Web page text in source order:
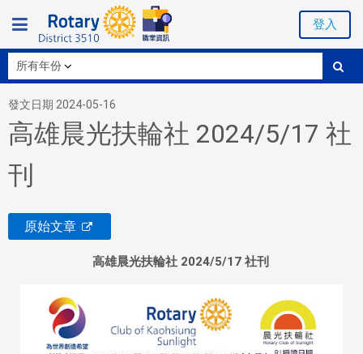
登入
發文日期 2024-05-16
高雄晨光扶輪社 2024/5/17 社
刊
原始文章
高雄晨光扶輪社 2024/5/17 社刊